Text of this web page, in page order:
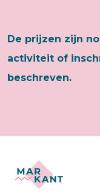
De prijzen zijn
activiteit of
beschreven.